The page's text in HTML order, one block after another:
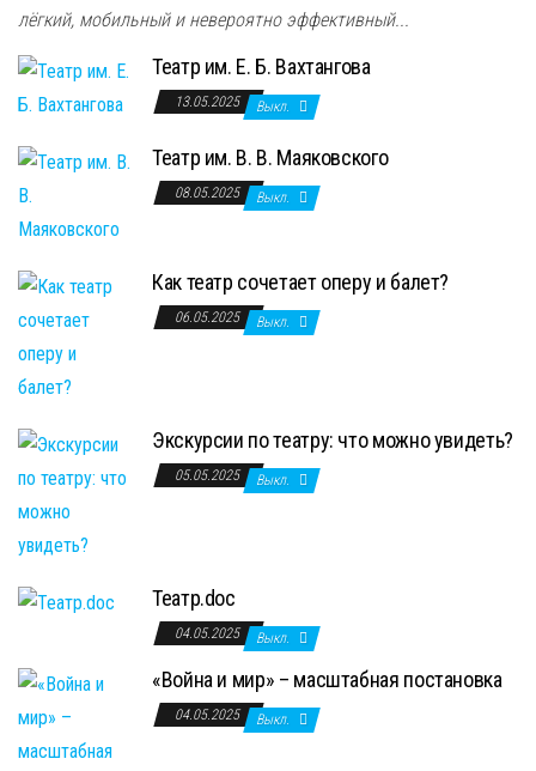
лёгкий, мобильный и невероятно эффективный...
Театр им. Е. Б. Вахтангова
13.05.2025 Выкл.
Театр им. В. В. Маяковского
08.05.2025 Выкл.
Как театр сочетает оперу и балет?
06.05.2025 Выкл.
Экскурсии по театру: что можно увидеть?
05.05.2025 Выкл.
Театр.doc
04.05.2025 Выкл.
«Война и мир» – масштабная постановка
04.05.2025 Выкл.